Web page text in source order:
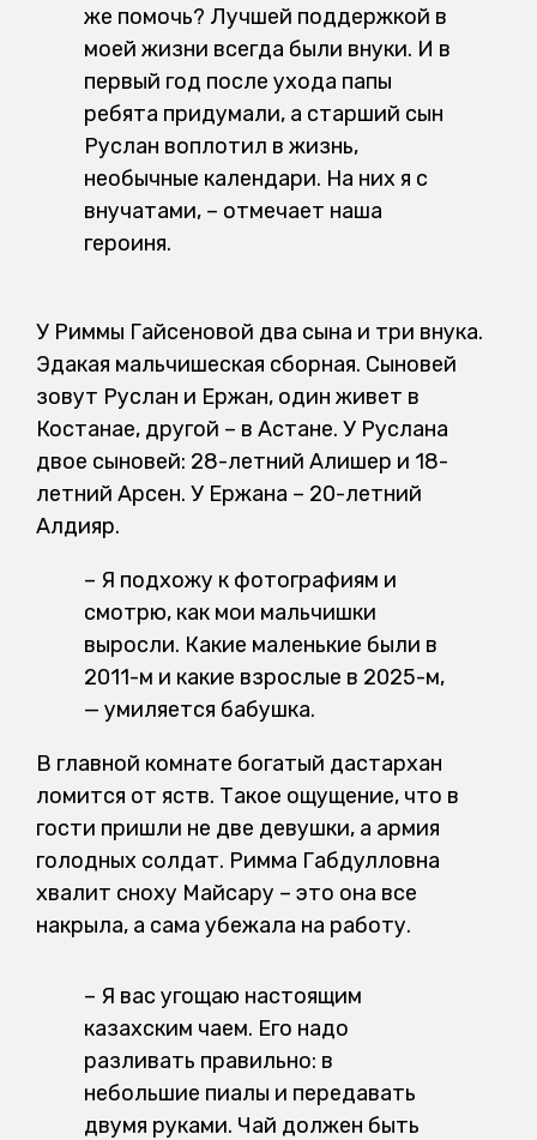
же помочь? Лучшей поддержкой в
моей жизни всегда были внуки. И в
первый год после ухода папы
ребята придумали, а старший сын
Руслан воплотил в жизнь,
необычные календари. На них я с
внучатами, – отмечает наша
героиня.
У Риммы Гайсеновой два сына и три внука.
Эдакая мальчишеская сборная. Сыновей
зовут Руслан и Ержан, один живет в
Костанае, другой – в Астане. У Руслана
двое сыновей: 28-летний Алишер и 18-
летний Арсен. У Ержана – 20-летний
Алдияр.
– Я подхожу к фотографиям и
смотрю, как мои мальчишки
выросли. Какие маленькие были в
2011-м и какие взрослые в 2025-м,
— умиляется бабушка.
В главной комнате богатый дастархан
ломится от яств. Такое ощущение, что в
гости пришли не две девушки, а армия
голодных солдат. Римма Габдулловна
хвалит сноху Майсару – это она все
накрыла, а сама убежала на работу.
– Я вас угощаю настоящим
казахским чаем. Его надо
разливать правильно: в
небольшие пиалы и передавать
двумя руками. Чай должен быть